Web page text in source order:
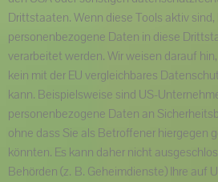
Drittstaaten. Wenn diese Tools aktiv sind,
personenbezogene Daten in diese
verarbeitet werden. Wir weisen darauf
kein mit der EU vergleichbares
kann. Beispielsweise sind US-
personenbezogene Daten an
ohne dass Sie als Betroffener hiergegen
könnten. Es kann daher nicht
Behörden (z. B. Geheimdienste) Ihre auf